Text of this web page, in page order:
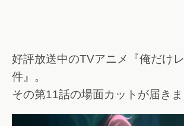
好評放送中のTVアニメ『俺だけ
件』。
その第11話の場面カットが届きま